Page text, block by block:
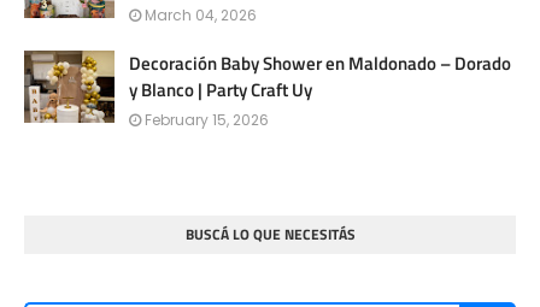
March 04, 2026
Decoración Baby Shower en Maldonado – Dorado
y Blanco | Party Craft Uy
February 15, 2026
BUSCÁ LO QUE NECESITÁS